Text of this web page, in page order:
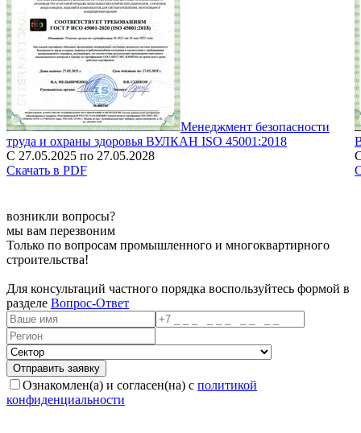
Менеджмент безопасности
труда и охраны здоровья ВУЛКАН ISO 45001:2018
С 27.05.2025 по 27.05.2028
Скачать в PDF
возникли вопросы?
мы вам перезвоним
Только по вопросам промышленного и многоквартирного
строительства!
Для консультаций частного порядка воспользуйтесь формой в
разделе Вопрос-Ответ
Ознакомлен(а) и согласен(на) с политикой
конфиденциальности